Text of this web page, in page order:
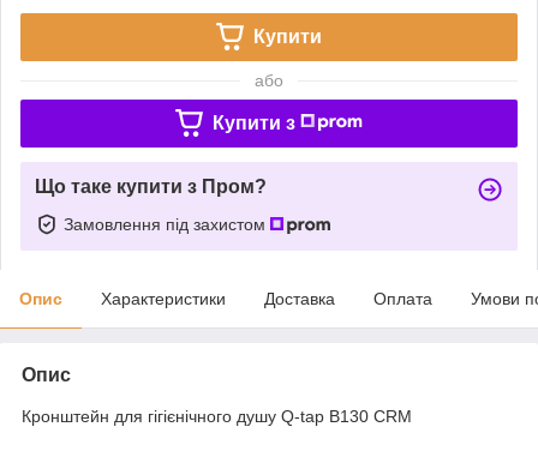
Купити
або
Купити з
Що таке купити з Пром?
Замовлення під захистом
Опис Характеристики Доставка Оплата Умови
Опис
Кронштейн для гігієнічного душу Q-tap B130 CRM